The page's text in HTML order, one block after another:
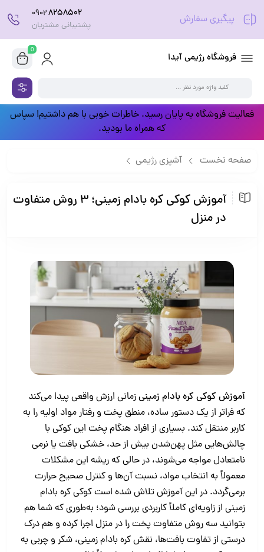
پیگیری سفارش 8258502
0902
پشتیبانی مشتریان
فروشگاه رژیمی آیدا
0
فعالیت فروشگاه به پایان رسید. خاطرات خوبی با هم داشتیم! سپاس
که همراه ما بودید.
صفحه نخست آشپزی رژیمی
آموزش کوکی کره بادام زمینی؛ 3 روش متفاوت
در منزل
آموزش کوکی کره بادام زمینیزمانی ارزش واقعی پیدا می‌کند
که فراتر از یک دستور ساده، منطق پخت و رفتار مواد اولیه را به
کاربر منتقل کند. بسیاری از افراد هنگام پخت این کوکی با
چالش‌هایی مثل پهن‌شدن بیش از حد، خشکی بافت یا نرمی
نامتعادل مواجه می‌شوند، در حالی که ریشه این مشکلات
معمولاً به انتخاب مواد، نسبت آن‌ها و کنترل صحیح حرارت
برمی‌گردد. در این آموزش تلاش شده است کوکی کره بادام
زمینی از زاویه‌ای کاملاً کاربردی بررسی شود؛ به‌طوری که شما هم
بتوانید سه روش متفاوت پخت را در منزل اجرا کرده و هم درک
درستی از تفاوت بافت‌ها، نقش کره بادام زمینی، شکر و چربی به